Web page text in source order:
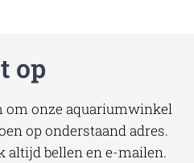
op
om onze aquariumwinkel
op onderstaand adres.
altijd bellen en e-mailen.